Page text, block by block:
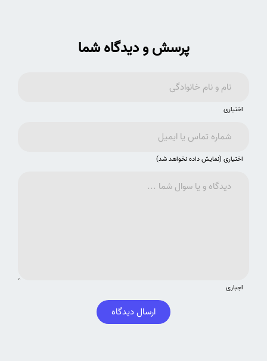
پرسش و دیدگاه شما
اختیاری
اختیاری (نمایش داده نخواهد شد)
اجباری
ارسال دیدگاه